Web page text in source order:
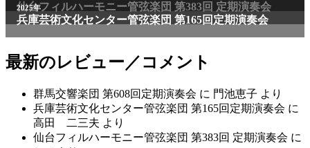
最新のレビュー／コメント
群馬交響楽団 第608回定期演奏会 に 門池恵子 より
兵庫芸術文化センター管弦楽団 第165回定期演奏会 に
高田 二三夫 より
仙台フィルハーモニー管弦楽団 第383回 定期演奏会 に